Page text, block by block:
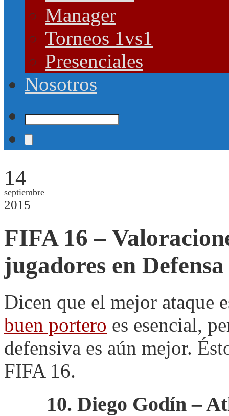
Manager
Torneos 1vs1
Presenciales
Nosotros
14
septiembre
2015
FIFA 16 –
jugadores en Defensa
Dicen que el mejor ataque
buen portero es esencial,
defensiva es aún mejor.
FIFA 16.
10. Diego Godín –